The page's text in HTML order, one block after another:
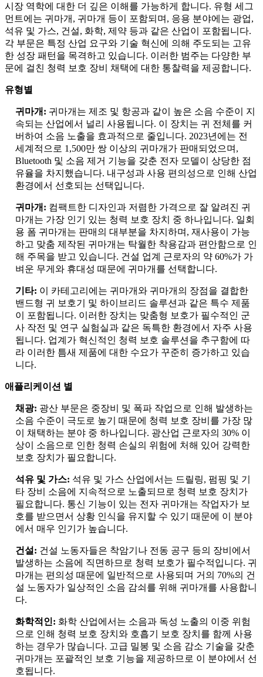
시장 역학에 대한 더 깊은 이해를 가능하게 합니다. 유형 세그
먼트에는 귀마개, 귀마개 등이 포함되며, 응용 분야에는 광업,
석유 및 가스, 건설, 화학, 제약 등과 같은 산업이 포함됩니다.
각 부문은 특정 산업 요구와 기술 혁신에 의해 주도되는 고유
한 성장 패턴을 목격하고 있습니다. 이러한 범주는 다양한 부
문에 걸친 청력 보호 장비 채택에 대한 통찰력을 제공합니다.
유형별
귀마개: 귀마개는 제조 및 항공과 같이 높은 소음 수준이 지
속되는 산업에서 널리 사용됩니다. 이 장치는 귀 전체를 커
버하여 소음 노출을 효과적으로 줄입니다. 2023년에는 전
세계적으로 1,500만 쌍 이상의 귀마개가 판매되었으며,
Bluetooth 및 소음 제거 기능을 갖춘 전자 모델이 상당한 점
유율을 차지했습니다. 내구성과 사용 편의성으로 인해 산업
환경에서 선호되는 선택입니다.
귀마개: 컴팩트한 디자인과 저렴한 가격으로 잘 알려진 귀
마개는 가장 인기 있는 청력 보호 장치 중 하나입니다. 일회
용 폼 귀마개는 판매의 대부분을 차지하며, 재사용이 가능
하고 맞춤 제작된 귀마개는 탁월한 착용감과 편안함으로 인
해 주목을 받고 있습니다. 건설 업계 근로자의 약 60%가 가
벼운 무게와 휴대성 때문에 귀마개를 선택합니다.
기타: 이 카테고리에는 귀마개와 귀마개의 장점을 결합한
밴드형 귀 보호기 및 하이브리드 솔루션과 같은 특수 제품
이 포함됩니다. 이러한 장치는 맞춤형 보호가 필수적인 군
사 작전 및 연구 실험실과 같은 독특한 환경에서 자주 사용
됩니다. 업계가 혁신적인 청력 보호 솔루션을 추구함에 따
라 이러한 틈새 제품에 대한 수요가 꾸준히 증가하고 있습
니다.
애플리케이션 별
채광: 광산 부문은 중장비 및 폭파 작업으로 인해 발생하는
소음 수준이 극도로 높기 때문에 청력 보호 장비를 가장 많
이 채택하는 분야 중 하나입니다. 광산업 근로자의 30% 이
상이 소음으로 인한 청력 손실의 위험에 처해 있어 강력한
보호 장치가 필요합니다.
석유 및 가스: 석유 및 가스 산업에서는 드릴링, 펌핑 및 기
타 장비 소음에 지속적으로 노출되므로 청력 보호 장치가
필요합니다. 통신 기능이 있는 전자 귀마개는 작업자가 보
호를 받으면서 상황 인식을 유지할 수 있기 때문에 이 분야
에서 매우 인기가 높습니다.
건설: 건설 노동자들은 착암기나 전동 공구 등의 장비에서
발생하는 소음에 직면하므로 청력 보호가 필수적입니다. 귀
마개는 편의성 때문에 일반적으로 사용되며 거의 70%의 건
설 노동자가 일상적인 소음 감쇠를 위해 귀마개를 사용합니
다.
화학적인: 화학 산업에서는 소음과 독성 노출의 이중 위험
으로 인해 청력 보호 장치와 호흡기 보호 장치를 함께 사용
하는 경우가 많습니다. 고급 밀봉 및 소음 감소 기술을 갖춘
귀마개는 포괄적인 보호 기능을 제공하므로 이 분야에서 선
호됩니다.